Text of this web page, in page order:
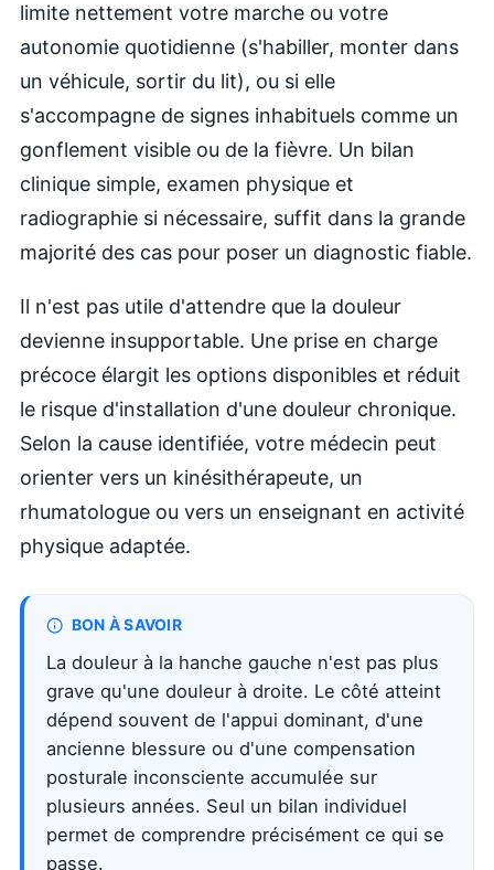
limite nettement votre marche ou votre
autonomie quotidienne (s'habiller, monter dans
un véhicule, sortir du lit), ou si elle
s'accompagne de signes inhabituels comme un
gonflement visible ou de la fièvre. Un bilan
clinique simple, examen physique et
radiographie si nécessaire, suffit dans la grande
majorité des cas pour poser un diagnostic fiable.
Il n'est pas utile d'attendre que la douleur
devienne insupportable. Une prise en charge
précoce élargit les options disponibles et réduit
le risque d'installation d'une douleur chronique.
Selon la cause identifiée, votre médecin peut
orienter vers un kinésithérapeute, un
rhumatologue ou vers un enseignant en activité
physique adaptée.
BON À SAVOIR
La douleur à la hanche gauche n'est pas plus
grave qu'une douleur à droite. Le côté atteint
dépend souvent de l'appui dominant, d'une
ancienne blessure ou d'une compensation
posturale inconsciente accumulée sur
plusieurs années. Seul un bilan individuel
permet de comprendre précisément ce qui se
passe.